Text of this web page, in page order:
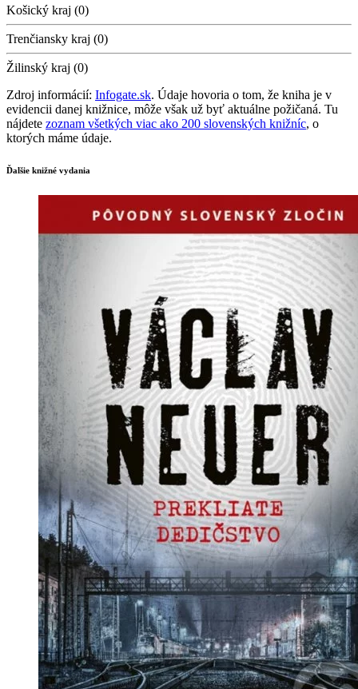
Košický kraj (0)
Trenčiansky kraj (0)
Žilinský kraj (0)
Zdroj informácií: Infogate.sk. Údaje hovoria o tom, že kniha je v
evidencii danej knižnice, môže však už byť aktuálne požičaná. Tu
nájdete zoznam všetkých viac ako 200 slovenských knižníc, o
ktorých máme údaje.
Ďalšie knižné vydania